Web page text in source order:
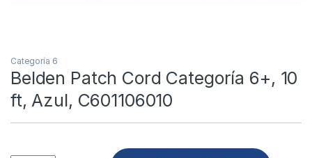
Categoría 6
Belden Patch Cord Categoría 6+, 10
ft, Azul, C601106010